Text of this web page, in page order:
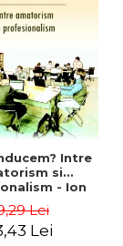
Intre
si
- Ion
Lei
Lei